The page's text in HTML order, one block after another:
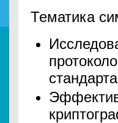
Тематика